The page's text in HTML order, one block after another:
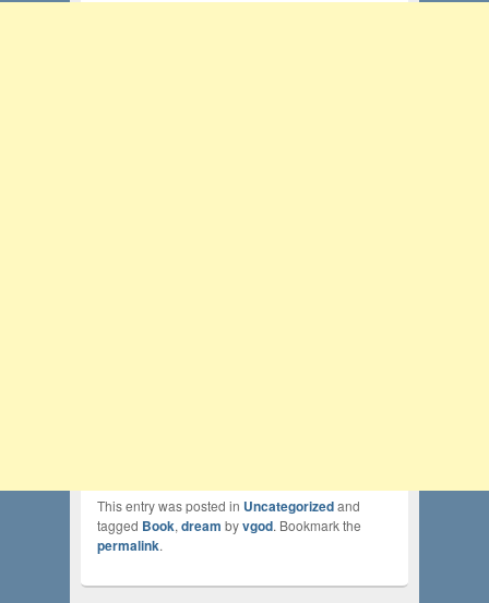
This entry was posted in Uncategorizedand
tagged Book,dream byvgod. Bookmark the
permalink.